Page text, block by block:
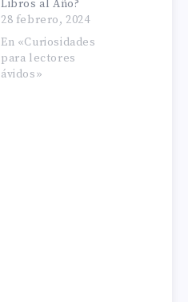
Libros al Año?
28 febrero, 2024
En «Curiosidades
para lectores
ávidos»